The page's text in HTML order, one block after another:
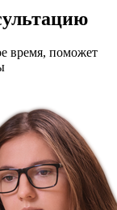
время, поможет